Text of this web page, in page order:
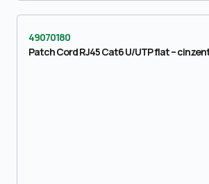
49070180
Patch Cord RJ45 Cat6 U/UTP flat –